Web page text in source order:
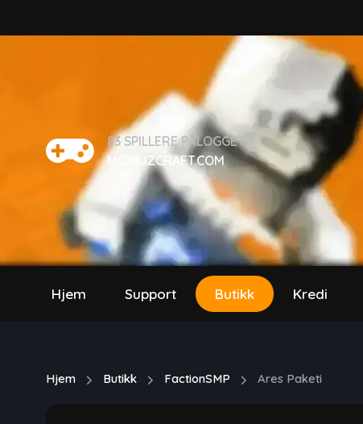
83 SPILLERE PÅLOGGET
MC.MUZCRAFT.COM
Hjem Support Butikk Kredi
Hjem Butikk FactionSMP Ares Paketi